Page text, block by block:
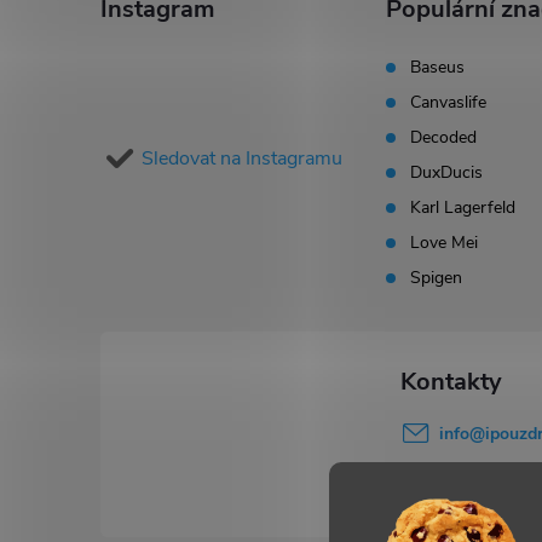
Instagram
Sledovat na Instagramu
Populární
Baseus
Canvaslife
Decoded
DuxDucis
Karl Lagerfeld
Love Mei
Spigen
info@